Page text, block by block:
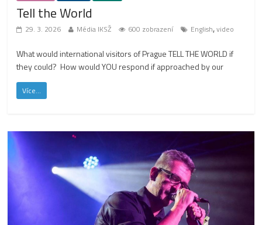
Tell the World
29. 3. 2026 Média IKSŽ 600 zobrazení English,video
What would international visitors of Prague TELL THE WORLD if
they could? How would YOU respond if approached by our
Více...